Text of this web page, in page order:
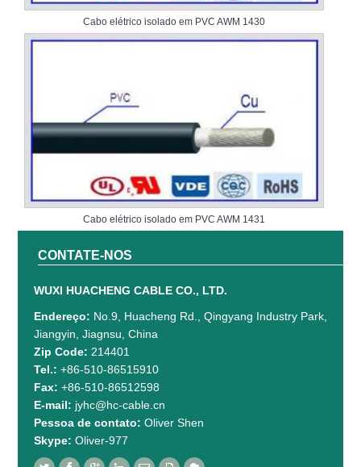
Cabo elétrico isolado em PVC AWM 1430
Cabo elétrico isolado em PVC AWM 1431
CONTATE-NOS
WUXI HUACHENG CABLE CO., LTD.
Endereço: No.9, Huacheng Rd., Qingyang Industry Park,
Jiangyin, Jiagnsu, China
Zip Code: 214401
Tel.: +86-510-86515910
Fax:+86-510-86512598
E-mail: jyhc@hc-cable.cn
Pessoa de contato: Oliver Shen
Skype: Oliver-977